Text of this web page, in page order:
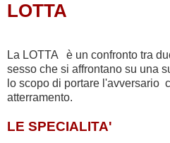
LOTTA
La LOTTA è un confronto tra
sesso che si affrontano su una
lo scopo di portare l'avversario
atterramento.
LE SPECIALITA'